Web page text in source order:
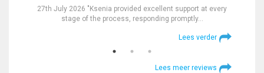
27th July 2026 "Ksenia provided excellent support at every
stage of the process, responding promptly…
Lees verder
Lees meer reviews